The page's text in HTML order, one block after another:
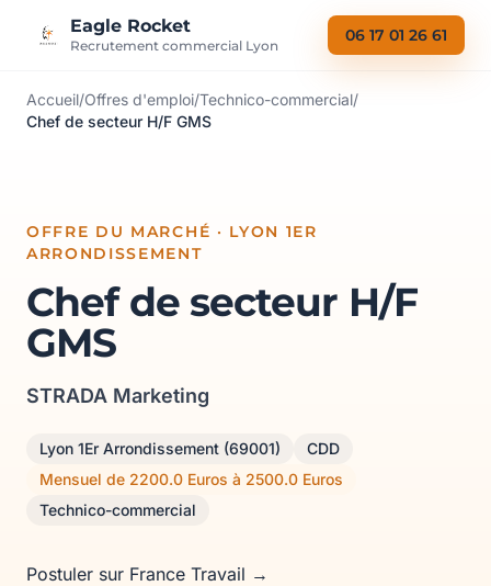
Eagle Rocket
Recrutement commercial Lyon
06 17 01 26 61
Accueil/Offres d'emploi/Technico-commercial/
Chef de secteur H/F GMS
OFFRE DU MARCHÉ · LYON 1ER
ARRONDISSEMENT
Chef de secteur H/F
GMS
STRADA Marketing
Lyon 1Er Arrondissement (69001)
CDD
Mensuel de 2200.0 Euros à 2500.0 Euros
Technico-commercial
Postuler sur France Travail →